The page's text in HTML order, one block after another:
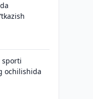
sporti
ochilishida